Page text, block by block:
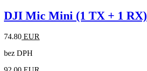
DJI Mic Mini (1 TX + 1 RX)
74.80 EUR
bez DPH